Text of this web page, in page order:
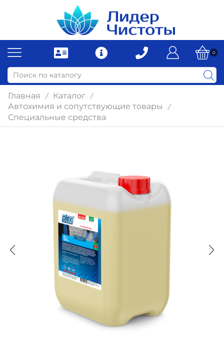
0
Главная / Каталог /
Автохимия и сопутствующие товары /
Специальные средства